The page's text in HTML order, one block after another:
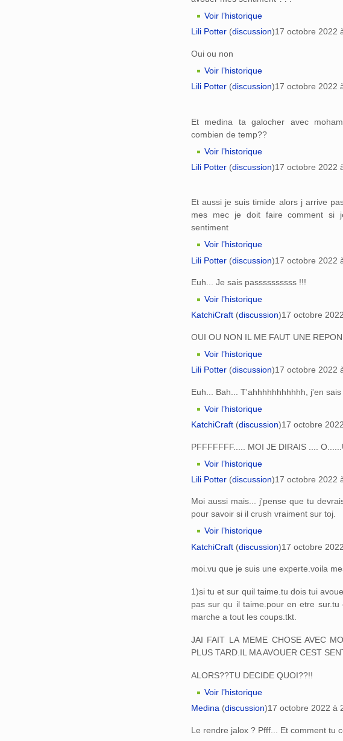
Voir l’historique
Lili Potter (discussion)17 octobre 2022
Oui ou non
Voir l’historique
Lili Potter (discussion)17 octobre 2022
Et medina ta galocher avec
combien de temp??
Voir l’historique
Lili Potter (discussion)17 octobre 2022
Et aussi je suis timide alors j arrive
mes mec je doit faire comment si
sentiment
Voir l’historique
Lili Potter (discussion)17 octobre 2022
Euh... Je sais passssssssss !!!
Voir l’historique
KatchiCraft (discussion)17 octobre
OUI OU NON IL ME FAUT UNE
Voir l’historique
Lili Potter (discussion)17 octobre 2022
Euh... Bah... T'ahhhhhhhhhhh, j'en sais
Voir l’historique
KatchiCraft (discussion)17 octobre
PFFFFFFF..... MOI JE DIRAIS ....
Voir l’historique
Lili Potter (discussion)17 octobre 2022
Moi aussi mais... j'pense que tu
pour savoir si il crush vraiment sur toj.
Voir l’historique
KatchiCraft (discussion)17 octobre
moi.vu que je suis une experte.voila
1)si tu et sur quil taime.tu dois tui
pas sur qu il taime.pour en etre sur.tu
marche a tout les coups.tkt.
JAI FAIT LA MEME CHOSE AVEC
PLUS TARD.IL MA AVOUER CEST
ALORS??TU DECIDE QUOI??!!
Voir l’historique
Medina (discussion)17 octobre 2022 à
Le rendre jalox ? Pfff... Et comment tu